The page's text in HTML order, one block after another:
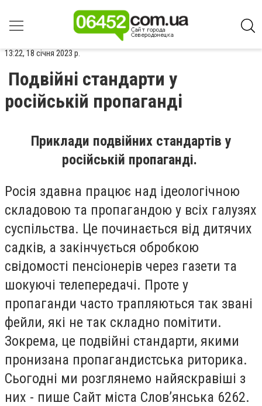
13:22, 18 січня 2023 р.
Подвійні стандарти у
російській пропаганді
Приклади подвійних стандартів у
російській пропаганді.
Росія здавна працює над ідеологічною
складовою та пропагандою у всіх галузях
суспільства. Це починається від дитячих
садків, а закінчується обробкою
свідомості пенсіонерів через газети та
шокуючі телепередачі. Проте у
пропаганди часто трапляються так звані
фейли, які не так складно помітити.
Зокрема, це подвійні стандарти, якими
пронизана пропагандистська риторика.
Сьогодні ми розглянемо найяскравіші з
них - пише Сайт міста Слов’янська 6262.